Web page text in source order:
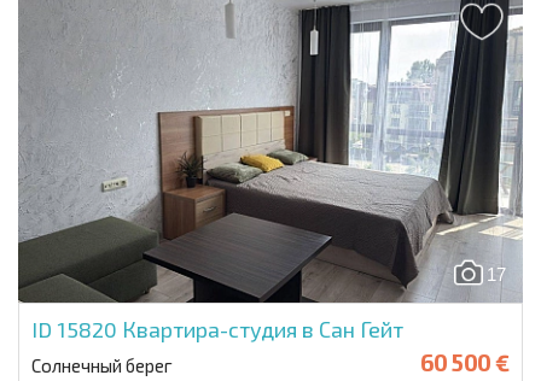
17
ID 15820 Квартира-студия в Сан Гейт
Солнечный берег 60 500 €